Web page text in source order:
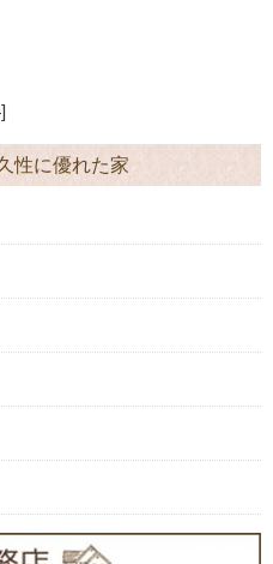
性に優れた家